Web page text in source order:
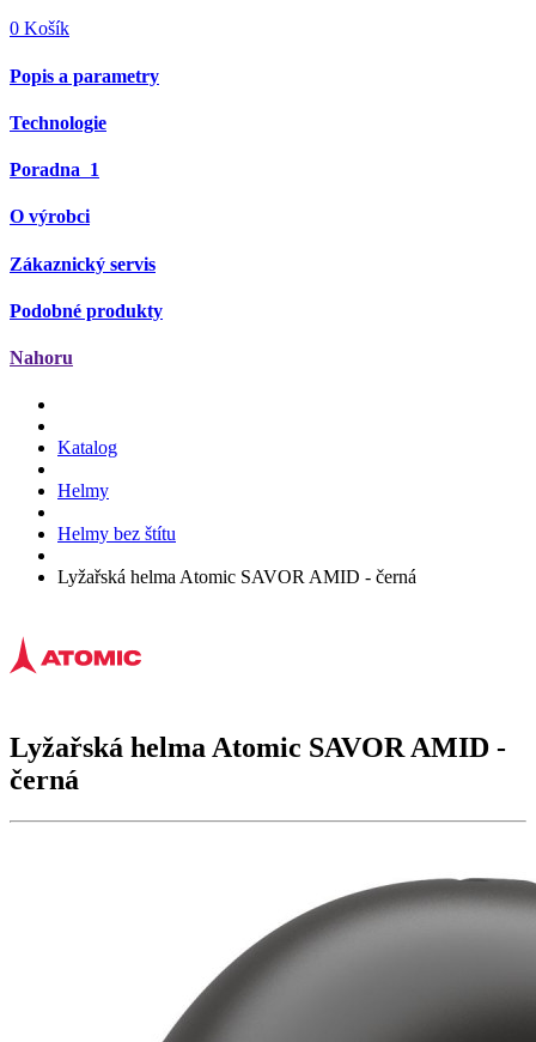
0 Košík
Popis a parametry
Technologie
Poradna 1
O výrobci
Zákaznický servis
Podobné produkty
Nahoru
Katalog
Helmy
Helmy bez štítu
Lyžařská helma Atomic SAVOR AMID - černá
Lyžařská helma Atomic SAVOR AMID -
černá